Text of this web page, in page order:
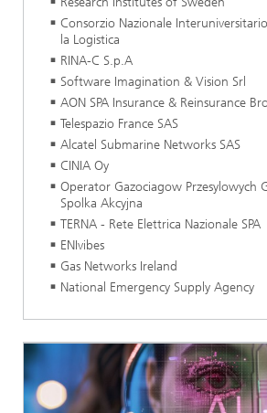
Consorzio Nazionale
la Logistica
RINA-C S.p.A
Software Imagination & Vision Srl
AON SPA Insurance & Reinsurance
Telespazio France SAS
Alcatel Submarine Networks SAS
CINIA Oy
Operator Gazociagow Przesylowych
Spolka Akcyjna
TERNA - Rete Elettrica Nazionale SPA
ENIvibes
Gas Networks Ireland
National Emergency Supply Agency